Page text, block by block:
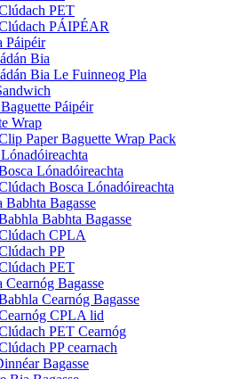
PET
PÁIPÉAR
Páipéir
Bia
Bia Le Fuinneog Pla
Páipéir
Wrap
Paper Baguette Wrap Pack
Lónadóireachta
Bosca Lónadóireachta
Babhta Bagasse
Babhta Bagasse
CPLA
PP
PET
Cearnóg Bagasse
Cearnóg Bagasse
CPLA lid
PET Cearnóg
PP cearnach
Bagasse